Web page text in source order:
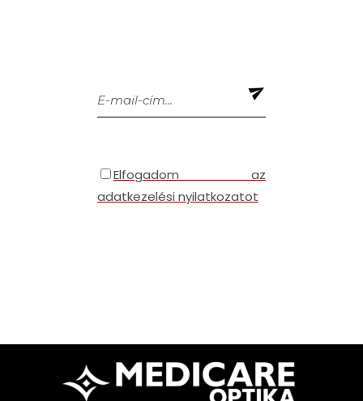
Elfogadom az
adatkezelési nyilatkozatot